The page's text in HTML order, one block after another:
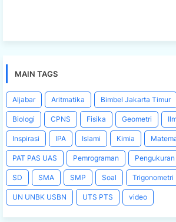
MAIN TAGS
Aljabar Aritmatika Bimbel Jakarta Timur
Biologi CPNS Fisika Geometri
Inspirasi IPA Islami Kimia
PAT PAS UAS Pemrograman Pengukuran
SD SMA SMP Soal Trigonometri
UN UNBK USBN UTS PTS video